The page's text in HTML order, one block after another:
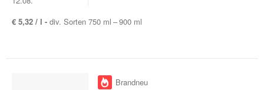
€ 5,32 / l - div. Sorten 750 ml – 900 ml
Brandneu